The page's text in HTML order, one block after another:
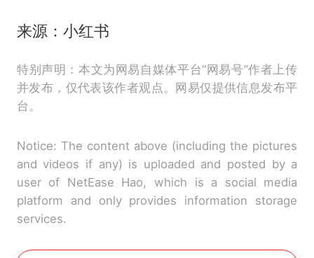
来源：小红书
特别声明：本文为网易自媒体平台“网易号”作者上传
并发布，仅代表该作者观点。网易仅提供信息发布平
台。
Notice: The content above (including the pictures
and videos if any) is uploaded and posted by a
user of NetEase Hao, which is a social media
platform and only provides information storage
services.